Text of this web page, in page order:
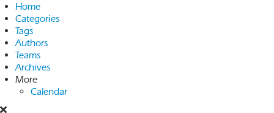
Home
Categories
Tags
Authors
Teams
Archives
More
Calendar